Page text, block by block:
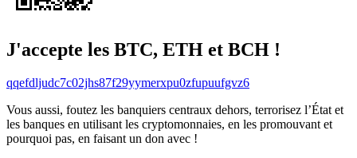
J'accepte les BTC, ETH et BCH !
qqefdljudc7c02jhs87f29yymerxpu0zfupuufgvz6
Vous aussi, foutez les banquiers centraux dehors, terrorisez l’État et
les banques en utilisant les cryptomonnaies, en les promouvant et
pourquoi pas, en faisant un don avec !